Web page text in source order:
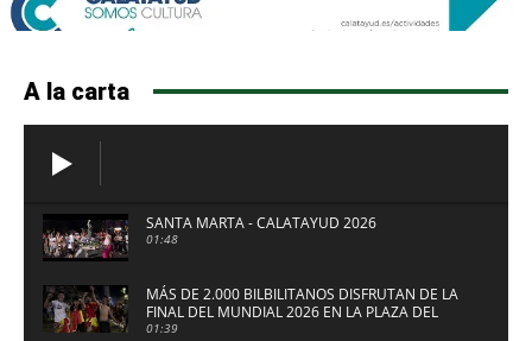
A la carta
SANTA MARTA - CALATAYUD 2026
01:48
MÁS DE 2.000 BILBILITANOS DISFRUTAN DE LA
FINAL DEL MUNDIAL 2026 EN LA PLAZA DEL
FUERTE DE CALATAYUD
01:39